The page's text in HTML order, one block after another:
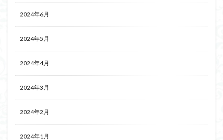
2024年6月
2024年5月
2024年4月
2024年3月
2024年2月
2024年1月